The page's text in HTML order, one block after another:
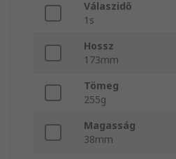
Válaszidő
1s
Hossz
173mm
Tömeg
255g
Magasság
38mm